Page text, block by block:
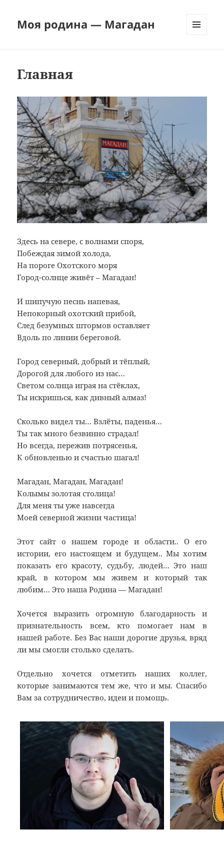
Моя родина — Магадан
Главная
Здесь на севере, с волнами споря,
Побеждая зимой холода,
На пороге Охотского моря
Город-солнце живёт – Магадан!
И шипучую песнь напевая,
Непокорный охотский прибой,
След безумных штормов оставляет
Вдоль по линии береговой.
Город северный, добрый и тёплый,
Дорогой для любого из нас…
Светом солнца играя на стёклах,
Ты искришься, как дивный алмаз!
Сколько видел ты… Взлёты, паденья…
Ты так много безвинно страдал!
Но всегда, пережив потрясенья,
К обновленью и счастью шагал!
Магадан, Магадан, Магадан!
Колымы золотая столица!
Для меня ты уже навсегда
Моей северной жизни частица!
Этот сайт о нашем городе и области.. О его
истории, его настоящем и будущем.. Мы хотим
показать его красоту, судьбу, людей… Это наш
край, в котором мы живем и который так
любим… Это наша Родина — Магадан!
Хочется выразить огромную благодарность и
признательность всем, кто помогает нам в
нашей работе. Без Вас наши дорогие друзья, вряд
ли мы смогли столько сделать.
Отдельно хочется отметить наших коллег,
которые занимаются тем же, что и мы. Спасибо
Вам за сотрудничество, идеи и помощь.